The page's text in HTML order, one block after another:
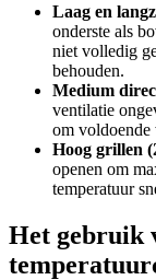
Laag en
onderste als
niet volledig
behouden.
Medium
ventilatie
om voldoende
Hoog grillen
openen om
temperatuur
Het gebruik